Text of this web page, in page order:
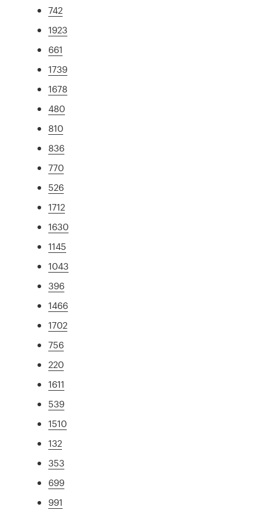
742
1923
661
1739
1678
480
810
836
770
526
1712
1630
1145
1043
396
1466
1702
756
220
1611
539
1510
132
353
699
991